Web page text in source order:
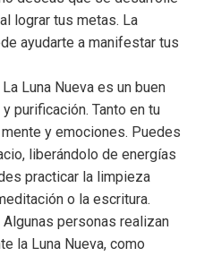
lograr tus metas. La
ayudarte a manifestar tus
La Luna Nueva es un buen
purificación. Tanto en tu
y emociones. Puedes
liberándolo de energías
practicar la limpieza
o la escritura.
Algunas personas realizan
la Luna Nueva, como